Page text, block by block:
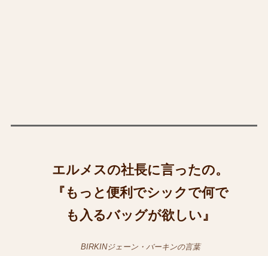
エルメスの社長に言ったの。
『もっと便利でシックで何で
も入るバッグが欲しい』
BIRKINジェーン・バーキンの言葉